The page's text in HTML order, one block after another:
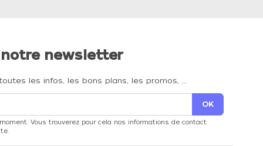
newsletter
les infos, les bons plans, les promos, …
Vous trouverez pour cela nos informations de contact